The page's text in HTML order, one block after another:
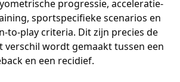
progressie, acceleratie-
sportspecifieke scenarios en
to-play criteria. Dit zijn precies de
verschil wordt gemaakt tussen een
en een recidief.